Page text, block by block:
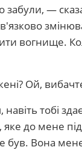
забули, —
вогнище.
Ой,
тобі
до мене
був. Вона